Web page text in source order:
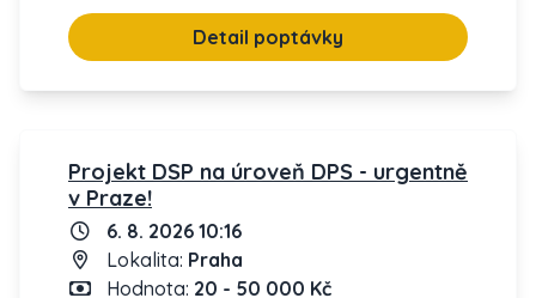
Detail poptávky
Projekt DSP na úroveň DPS - urgentně
v Praze!
6. 8. 2026 10:16
Lokalita: Praha
Hodnota: 20 - 50 000 Kč